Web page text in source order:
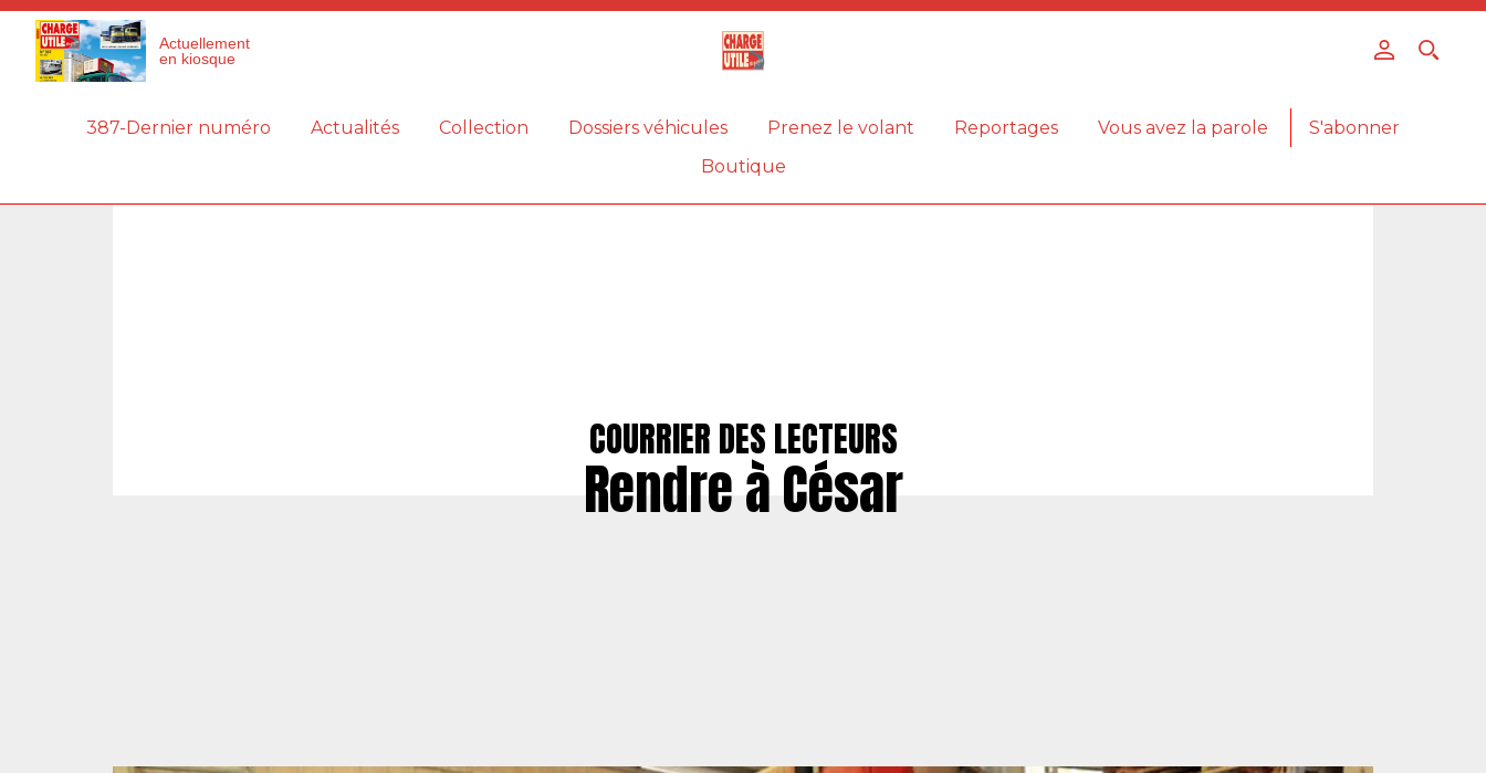
Actuellement
en kiosque
387-Dernier numéro Actualités Collection Dossiers véhicules Prenez le volant Reportages Vous avez la parole
S'abonner
Boutique
COURRIER DES LECTEURS
Rendre à César
Panneau de gestion des cookies